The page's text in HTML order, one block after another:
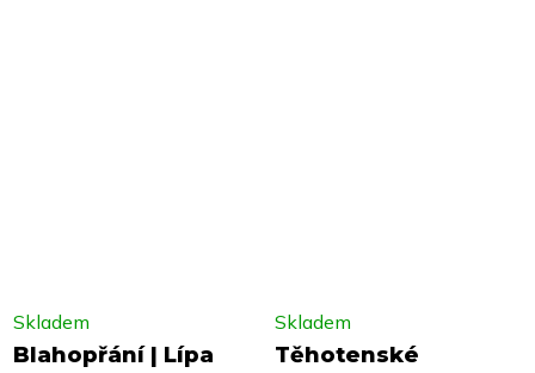
Blahopřání | Lípa
Skladem
Těhotenské
Skladem